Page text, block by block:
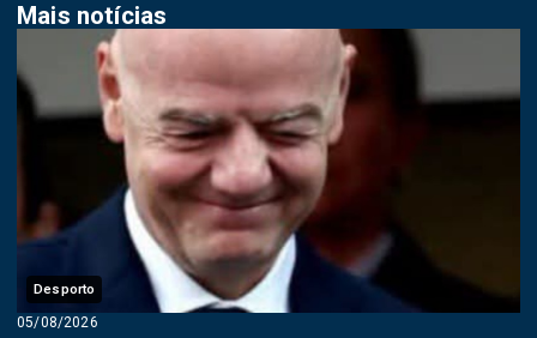
Mais notícias
Desporto
05/08/2026